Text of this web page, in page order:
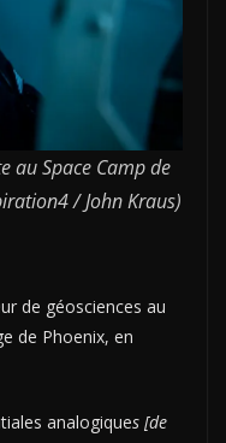
au Space Camp de
/ John Kraus)
de géosciences au
de Phoenix, en
analogiques [de